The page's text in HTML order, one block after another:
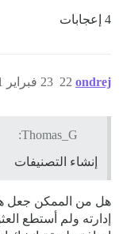
4 إعجابات
ondrej 23 فبراير 2021، 2:29م 22
Thomas_G:
إنشاء التصنيفات
هل من الممكن جعل
إدارته ولم أستطع